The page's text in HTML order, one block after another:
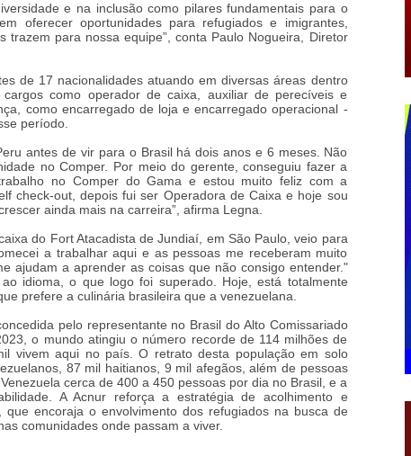
e na inclusão como pilares fundamentais para o
oferecer oportunidades para refugiados e imigrantes,
trazem para nossa equipe”, conta Paulo Nogueira, Diretor
de 17 nacionalidades atuando em diversas áreas dentro
como operador de caixa, auxiliar de perecíveis e
como encarregado de loja e encarregado operacional -
período.
antes de vir para o Brasil há dois anos e 6 meses. Não
no Comper. Por meio do gerente, conseguiu fazer a
no Comper do Gama e estou muito feliz com a
check-out, depois fui ser Operadora de Caixa e hoje sou
ainda mais na carreira”, afirma Legna.
do Fort Atacadista de Jundiaí, em São Paulo, veio para
a trabalhar aqui e as pessoas me receberam muito
ajudam a aprender as coisas que não consigo entender."
idioma, o que logo foi superado. Hoje, está totalmente
prefere a culinária brasileira que a venezuelana.
pelo representante no Brasil do Alto Comissariado
o mundo atingiu o número recorde de 114 milhões de
vivem aqui no país. O retrato desta população em solo
87 mil haitianos, 9 mil afegãos, além de pessoas
cerca de 400 a 450 pessoas por dia no Brasil, e a
A Acnur reforça a estratégia de acolhimento e
encoraja o envolvimento dos refugiados na busca de
comunidades onde passam a viver.